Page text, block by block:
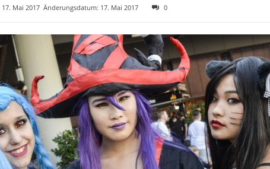
17. Mai 2017 Änderungsdatum: 17. Mai 2017 0